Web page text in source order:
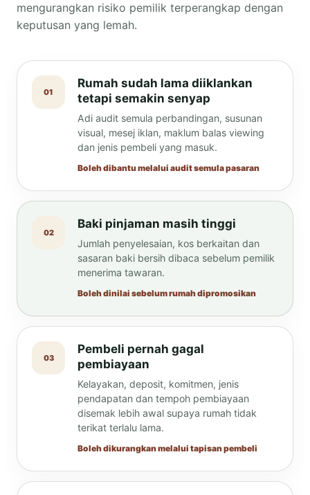
mengurangkan risiko pemilik terperangkap dengan
keputusan yang lemah.
01
Rumah sudah lama diiklankan
tetapi semakin senyap
Adi audit semula perbandingan, susunan
visual, mesej iklan, maklum balas viewing
dan jenis pembeli yang masuk.
Boleh dibantu melalui audit semula pasaran
02
Baki pinjaman masih tinggi
Jumlah penyelesaian, kos berkaitan dan
sasaran baki bersih dibaca sebelum pemilik
menerima tawaran.
Boleh dinilai sebelum rumah dipromosikan
03
Pembeli pernah gagal
pembiayaan
Kelayakan, deposit, komitmen, jenis
pendapatan dan tempoh pembiayaan
disemak lebih awal supaya rumah tidak
terikat terlalu lama.
Boleh dikurangkan melalui tapisan pembeli